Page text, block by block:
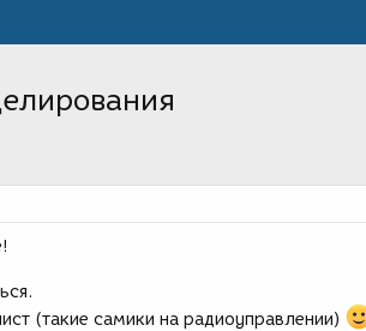
(такие самики на радиоуправлении)